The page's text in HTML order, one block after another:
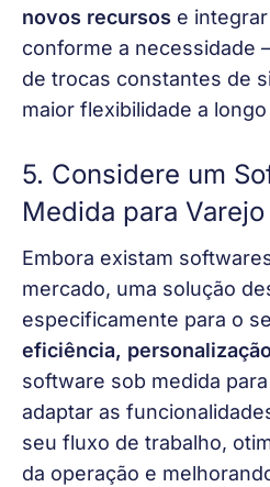
novos recursos e
conforme a necessidade
de trocas constantes de
maior flexibilidade a
5. Considere um
Medida para Varejo
Embora existam
mercado, uma solução
especificamente para o
eficiência,
software sob medida
adaptar as
seu fluxo de trabalho,
da operação e